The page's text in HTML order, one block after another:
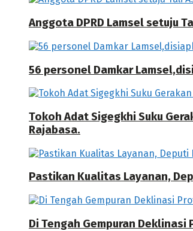
Anggota DPRD Lamsel setuju
56 personel Damkar
Tokoh Adat Sigegkhi Suku
Rajabasa.
Pastikan Kualitas Layanan,
Di Tengah Gempuran